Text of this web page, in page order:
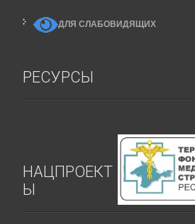
ДЛЯ СЛАБОВИДЯЩИХ
РЕСУРСЫ
НАЦПРОЕКТ
Ы